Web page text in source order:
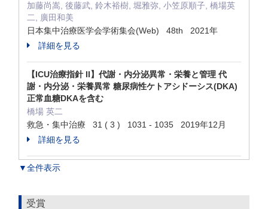
加藤尚嵩, 後藤武, 鈴木裕樹, 堀雅弥, 小笠原順子, 橋場英
二, 廣田和美
日本集中治療医学会学術集会(Web) 48th 2021年
詳細を見る
【ICU治療指針 II】代謝・内分泌異常・栄養と管理 代
謝・内分泌・栄養異常 糖尿病性ケトアシドーシス(DKA)
正常血糖DKAを含む
橋場 英二
救急・集中治療 31 ( 3 ) 1031 - 1035 2019年12月
詳細を見る
▼全件表示
受賞